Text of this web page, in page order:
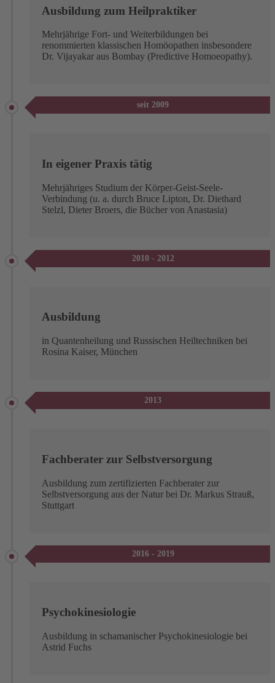
Ausbildung zum Heilpraktiker
Mehrjährige Fort- und Weiterbildungen bei
renommierten klassischen Homöopathen insbesondere
Dr. Vijayakar aus Bombay (Predictive Homoeopathy).
seit 2009
In eigener Praxis tätig
Mehrjähriges Studium der Körper-Geist-Seele-
Verbindung (u. a. durch Bruce Lipton, Dr. Diethard
Stelzl, Dieter Broers, die Bücher von Anastasia)
2010 - 2012
Ausbildung
in Quantenheilung und Russischen Heiltechniken bei
Rosina Kaiser, München
2013
Fachberater zur Selbstversorgung
Ausbildung zum zertifizierten Fachberater zur
Selbstversorgung aus der Natur bei Dr. Markus Strauß,
Stuttgart
2016 - 2019
Psychokinesiologie
Ausbildung in schamanischer Psychokinesiologie bei
Astrid Fuchs